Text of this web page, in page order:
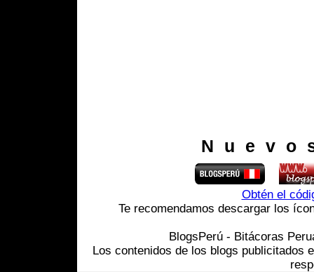
Obtén el
Te recomendamos descargar los
BlogsPerú - Bitácoras
Los contenidos de los blogs publicitados